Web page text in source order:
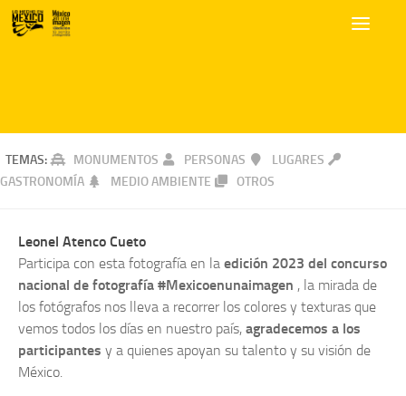
TEMAS: MONUMENTOS PERSONAS
LUGARES
GASTRONOMÍA
MEDIO AMBIENTE OTROS
Leonel Atenco Cueto
Participa con esta fotografía en la edición 2023 del concurso
nacional de fotografía #Mexicoenunaimagen , la mirada de
los fotógrafos nos lleva a recorrer los colores y texturas que
vemos todos los días en nuestro país, agradecemos a los
participantes y a quienes apoyan su talento y su visión de
México.